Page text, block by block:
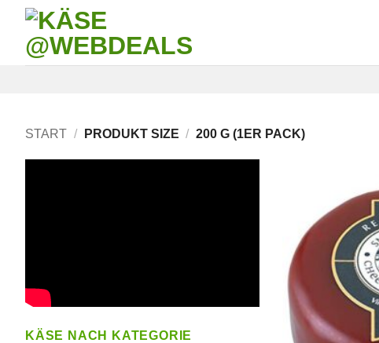
content
START / PRODUKT SIZE / 200 G (1ER PACK)
KÄSE NACH KATEGORIE